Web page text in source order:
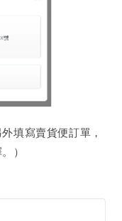
填寫賣貨便訂單，
）